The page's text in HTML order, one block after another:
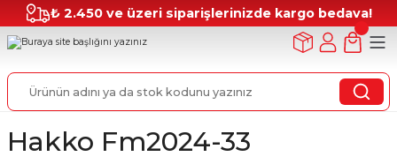
₺ 2.450 ve üzeri siparişlerinizde kargo bedava!
Hakko Fm2024-33